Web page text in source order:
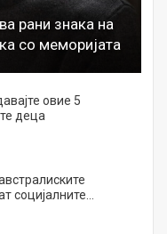
рани знака на
со меморијата
овие 5
деца
социјалните…